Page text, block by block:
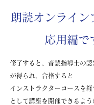
朗読オンライン
応用編で
修了すると、音読指導士の
が得られ、合格すると
インストラクターコースを
として講座を開催できるよう